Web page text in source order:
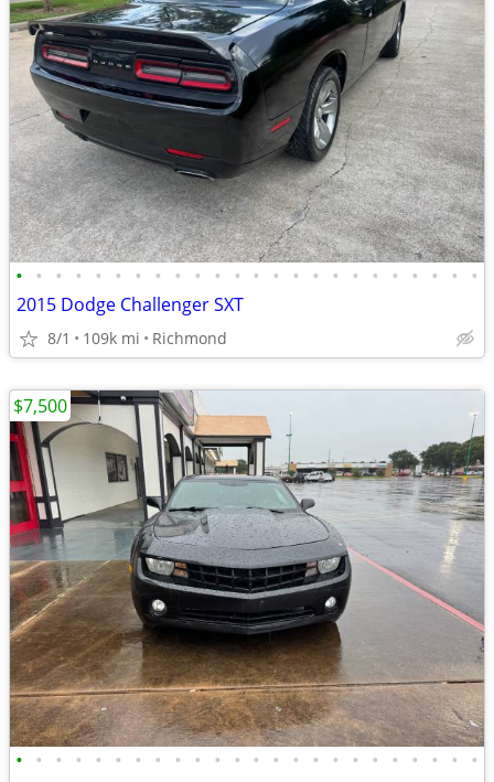
• • • • • • • • • • • • • • • • • • • • • • • •
2015 Dodge Challenger SXT
8/1 109k mi Richmond
• • • • • • • • • • • • • • • • • • • • • • • •
$7,500